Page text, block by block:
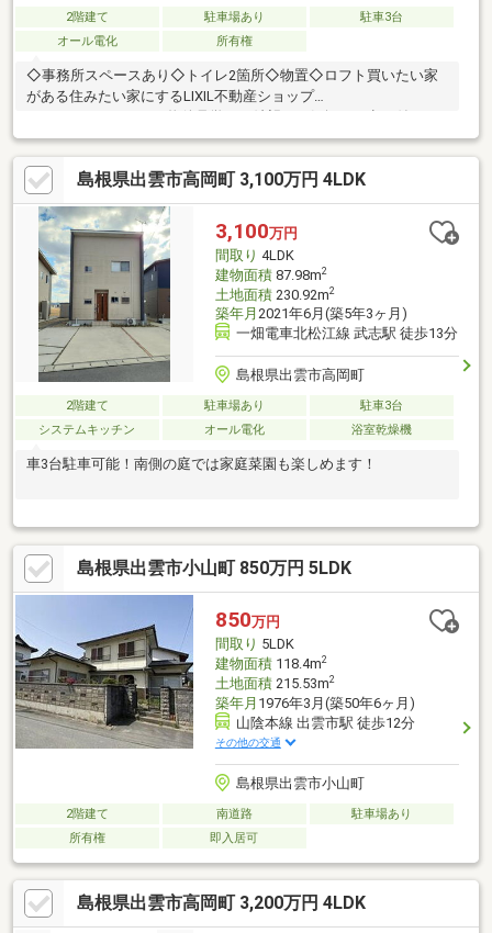
2階建て 駐車場あり
駐車3台
オール電化
所有権
◇事務所スペースあり◇トイレ2箇所◇物置◇ロフト買いたい家
がある住みたい家にするLIXIL不動産ショップ
■■■━━━━━━━━物件見学のご希望はお気軽にお申し付けく
ださい！ TEL：0853-31-8980━━━━━━━━■■■
島根県出雲市高岡町 3,100万円 4LDK
3,100万円
間取り 4LDK
建物面積87.98m2
土地面積230.92m2
築年月 2021年6月(築5年3ヶ月)
一畑電車北松江線 武志駅 徒歩13分
島根県出雲市高岡町
2階建て 駐車場あり
駐車3台
システムキッチン
オール電化 浴室乾燥機
車3台駐車可能！南側の庭では家庭菜園も楽しめます！
島根県出雲市小山町 850万円 5LDK
850万円
間取り 5LDK
建物面積118.4m2
土地面積215.53m2
築年月 1976年3月(築50年6ヶ月)
山陰本線 出雲市駅 徒歩12分
その他の交通
島根県出雲市小山町
2階建て 南道路
駐車場あり
所有権
即入居可
島根県出雲市高岡町 3,200万円 4LDK